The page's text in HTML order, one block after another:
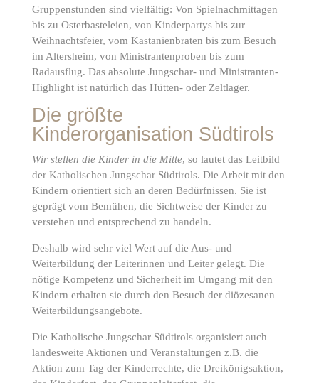
Gruppenstunden sind vielfältig: Von Spielnachmittagen
bis zu Osterbasteleien, von Kinderpartys bis zur
Weihnachtsfeier, vom Kastanienbraten bis zum Besuch
im Altersheim, von Ministrantenproben bis zum
Radausflug. Das absolute Jungschar- und Ministranten-
Highlight ist natürlich das Hütten- oder Zeltlager.
Die größte
Kinderorganisation Südtirols
Wir stellen die Kinder in die Mitte, so lautet das Leitbild
der Katholischen Jungschar Südtirols. Die Arbeit mit den
Kindern orientiert sich an deren Bedürfnissen. Sie ist
geprägt vom Bemühen, die Sichtweise der Kinder zu
verstehen und entsprechend zu handeln.
Deshalb wird sehr viel Wert auf die Aus- und
Weiterbildung der Leiterinnen und Leiter gelegt. Die
nötige Kompetenz und Sicherheit im Umgang mit den
Kindern erhalten sie durch den Besuch der diözesanen
Weiterbildungsangebote.
Die Katholische Jungschar Südtirols organisiert auch
landesweite Aktionen und Veranstaltungen z.B. die
Aktion zum Tag der Kinderrechte, die Dreikönigsaktion,